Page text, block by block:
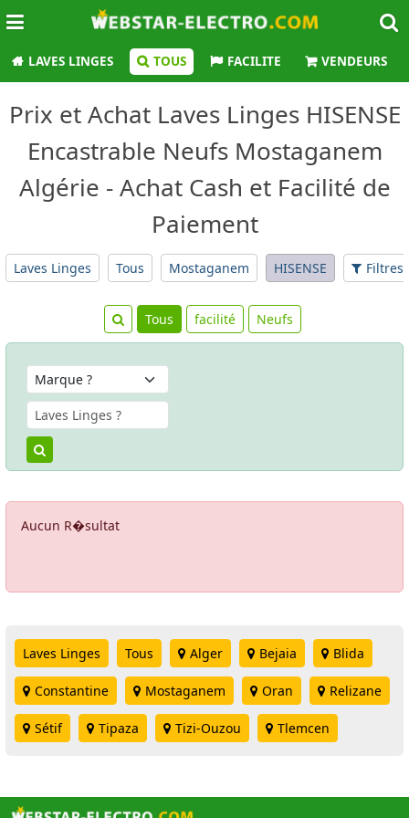
LAVES LINGES TOUS FACILITE VENDEURS
Prix et Achat Laves Linges HISENSE
Encastrable Neufs Mostaganem
Algérie - Achat Cash et Facilité de
Paiement
Laves Linges Tous Mostaganem HISENSE Filtres
Tous facilité Neufs
Aucun R�sultat
Laves Linges Tous Alger Bejaia Blida
Constantine Mostaganem Oran Relizane
Sétif Tipaza Tizi-Ouzou Tlemcen